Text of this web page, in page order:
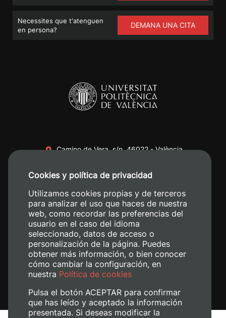
Necessites que t'atenguen
en persona?
DEMANA UNA CITA
Camino de Vera, s/n. 46022 - València
+34 620 04 00 50
Cookies y política de privacidad
Utilizamos cookies propias y de terceros
para analizar el uso que haces de nuestra
web, como recordar las preferencias del
usuario en el caso del idioma
seleccionado, datos de acceso o
personalización de la página. Puedes
obtener más información, o bien conocer
cómo cambiar la configuración, en
nuestra Política de cookies
Pulsa el botón ACEPTAR para confirmar
que has leído y aceptado la información
presentada. Si deseas modificar la